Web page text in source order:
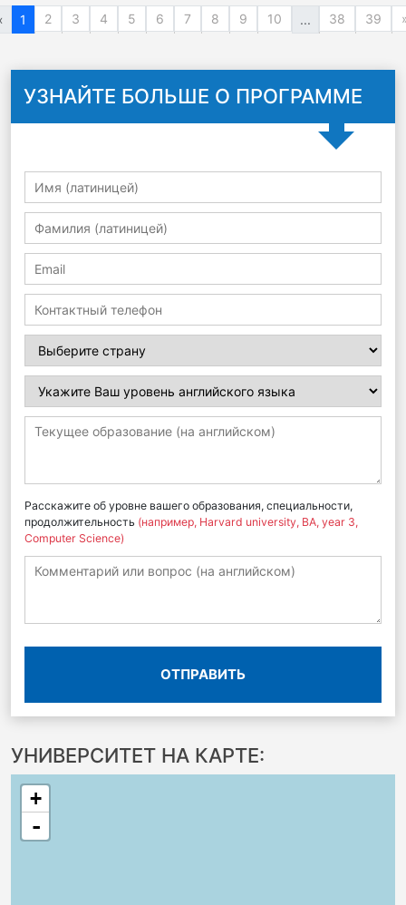
1 2 3 4 5 6 7 8 9 10 ... 38 39
УЗНАЙТЕ БОЛЬШЕ О ПРОГРАММЕ
Расскажите об уровне вашего образования, специальности,
продолжительность (например, Harvard university, BA, year 3,
Computer Science)
ОТПРАВИТЬ
УНИВЕРСИТЕТ НА КАРТЕ:
+
-